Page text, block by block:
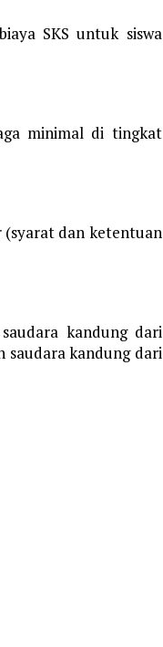
SKS untuk siswa
minimal di tingkat
(syarat dan ketentuan
kandung dari
saudara kandung dari